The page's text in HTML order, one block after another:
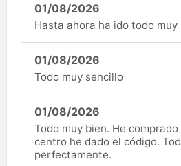
01/08/2026
Hasta ahora ha ido todo muy
01/08/2026
Todo muy sencillo
01/08/2026
Todo muy bien. He
centro he dado el código.
perfectamente.